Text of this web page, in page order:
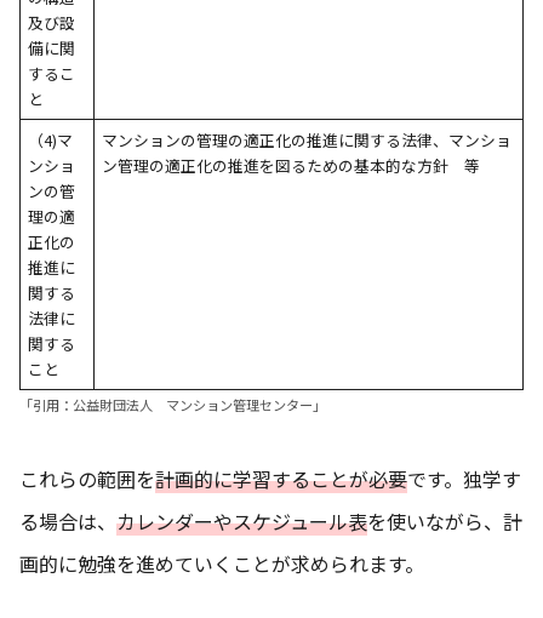
及び設
備に関
するこ
と
（4)マ
ンショ
ンの管
理の適
正化の
推進に
関する
法律に
関する
こと
マンションの管理の適正化の推進に関する法律、マンショ
ン管理の適正化の推進を図るための基本的な方針 等
「引用： 公益財団法人 マンション管理センター 」
これらの範囲を計画的に学習することが必要です。独学す
る場合は、 カレンダーやスケジュール表を使いながら、計
画的に勉強を進めていくことが求められます。